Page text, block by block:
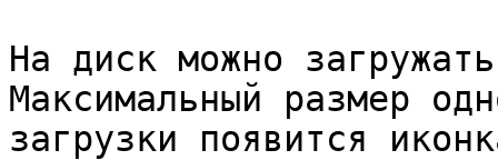
На диск можно
Максимальный размер
загрузки появится